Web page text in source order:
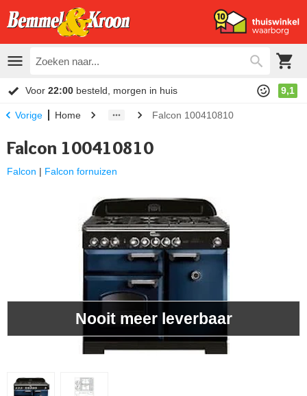
Voor 22:00 besteld, morgen in huis 9,1
Vorige Home Falcon 100410810
Falcon 100410810
Falcon | Falcon fornuizen
Nooit meer leverbaar